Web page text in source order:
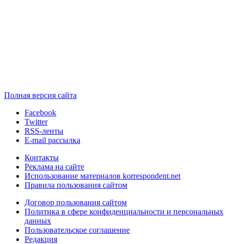
Полная версия сайта
Facebook
Twitter
RSS-ленты
E-mail рассылка
Контакты
Реклама на сайте
Использование материалов korrespondent.net
Правила пользования сайтом
Договор пользования сайтом
Политика в сфере конфиденциальности и персональных
данных
Пользовательское соглашение
Редакция